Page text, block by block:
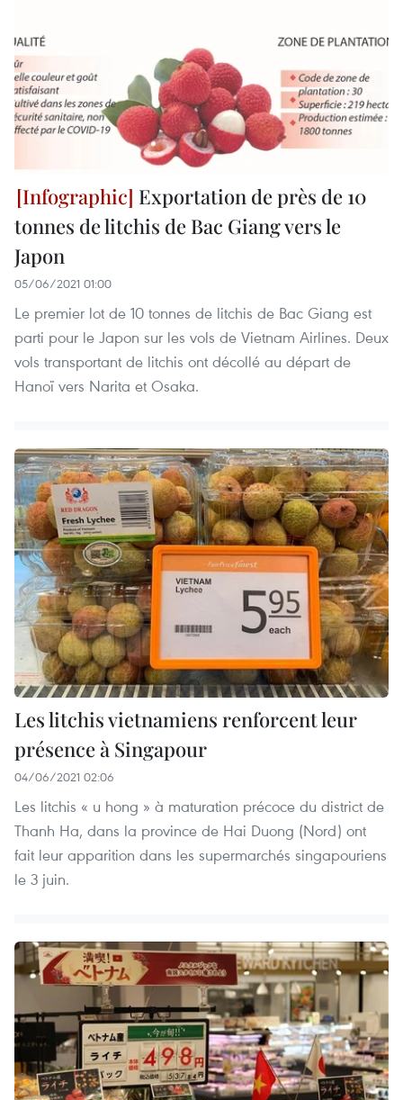
Exportation de près de 10
tonnes de litchis de Bac Giang vers le
Japon
05/06/2021 01:00
Le premier lot de 10 tonnes de litchis de Bac Giang est
parti pour le Japon sur les vols de Vietnam Airlines. Deux
vols transportant de litchis ont décollé au départ de
Hanoï vers Narita et Osaka.
Les litchis vietnamiens renforcent leur
présence à Singapour
04/06/2021 02:06
Les litchis « u hong » à maturation précoce du district de
Thanh Ha, dans la province de Hai Duong (Nord) ont
fait leur apparition dans les supermarchés singapouriens
le 3 juin.